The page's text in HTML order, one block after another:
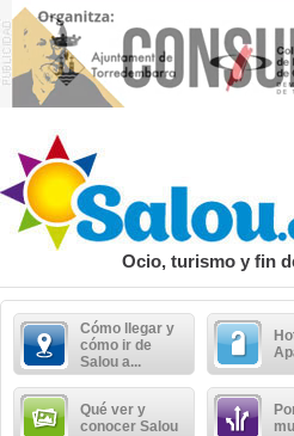
Ocio, turismo y fin
Cómo llegar y
cómo ir de
Salou a...
Qué ver y
conocer Salou